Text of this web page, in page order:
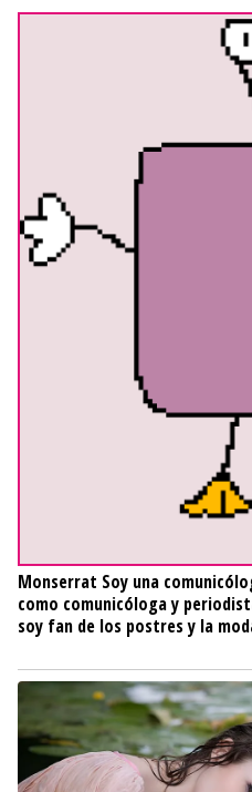
Monserrat Soy una
como comunicóloga y
soy fan de los postres y la